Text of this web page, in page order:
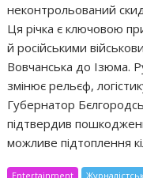
неконтрольований
Ця річка є ключовою
й російськими
Вовчанська до Ізюма.
змінює рельєф,
Губернатор
підтвердив
можливе підтоплення
Entertainment